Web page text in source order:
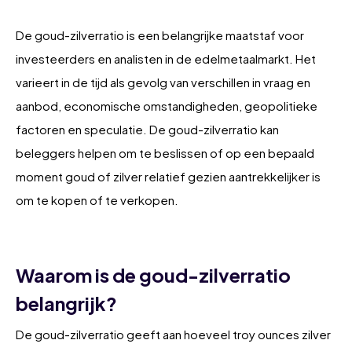
De goud-zilverratio is een belangrijke maatstaf voor
investeerders en analisten in de edelmetaalmarkt. Het
varieert in de tijd als gevolg van verschillen in vraag en
aanbod, economische omstandigheden, geopolitieke
factoren en speculatie. De goud-zilverratio kan
beleggers helpen om te beslissen of op een bepaald
moment goud of zilver relatief gezien aantrekkelijker is
om te kopen of te verkopen.
Waarom is de goud-zilverratio
belangrijk?
De goud-zilverratio geeft aan hoeveel troy ounces zilver